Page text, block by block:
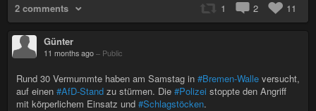
2 comments 1 2 11
Günter
11 months ago – Public
Rund 30 Vermummte haben am Samstag in #Bremen-Walle versucht,
auf einen #AfD-Stand zu stürmen. Die #Polizei stoppte den Angriff
mit körperlichem Einsatz und #Schlagstöcken.